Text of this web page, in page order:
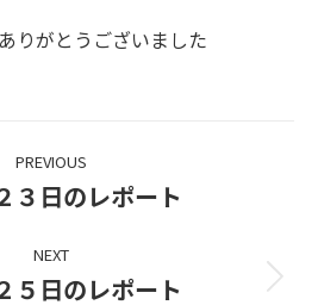
りがとうございました
PREVIOUS
Previous
３日のレポート
NEXT
Next
５日のレポート